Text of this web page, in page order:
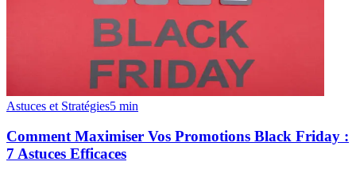
Astuces et Stratégies5 min
Comment Maximiser Vos Promotions Black Friday :
7 Astuces Efficaces